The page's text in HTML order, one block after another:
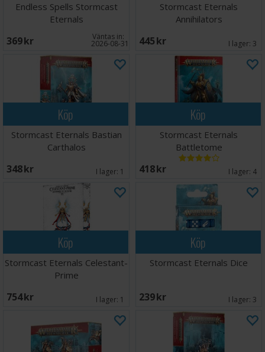
Endless Spells Stormcast
Eternals
369 SEK Väntas in:
2026-08-31
Stormcast Eternals
Annihilators
445 SEK I lager: 3
Köp
Stormcast Eternals Bastian
Carthalos
348 SEK I lager: 1
Köp
Stormcast Eternals
Battletome
418 SEK I lager: 4
Köp
Stormcast Eternals Celestant-
Prime
754 SEK I lager: 1
Köp
Stormcast Eternals Dice
239 SEK I lager: 3